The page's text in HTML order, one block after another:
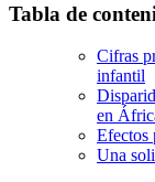
Tabla de
Cifras
infantil
en
Efectos
Una